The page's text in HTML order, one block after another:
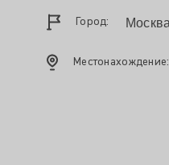
Город:
Местонахождение: